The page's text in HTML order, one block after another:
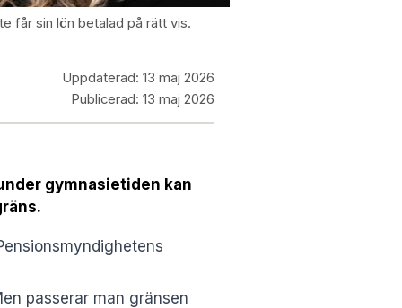
får sin lön betalad på rätt vis.
Uppdaterad: 13 maj 2026
Publicerad: 13 maj 2026
gymnasietiden kan
passerar man gränsen